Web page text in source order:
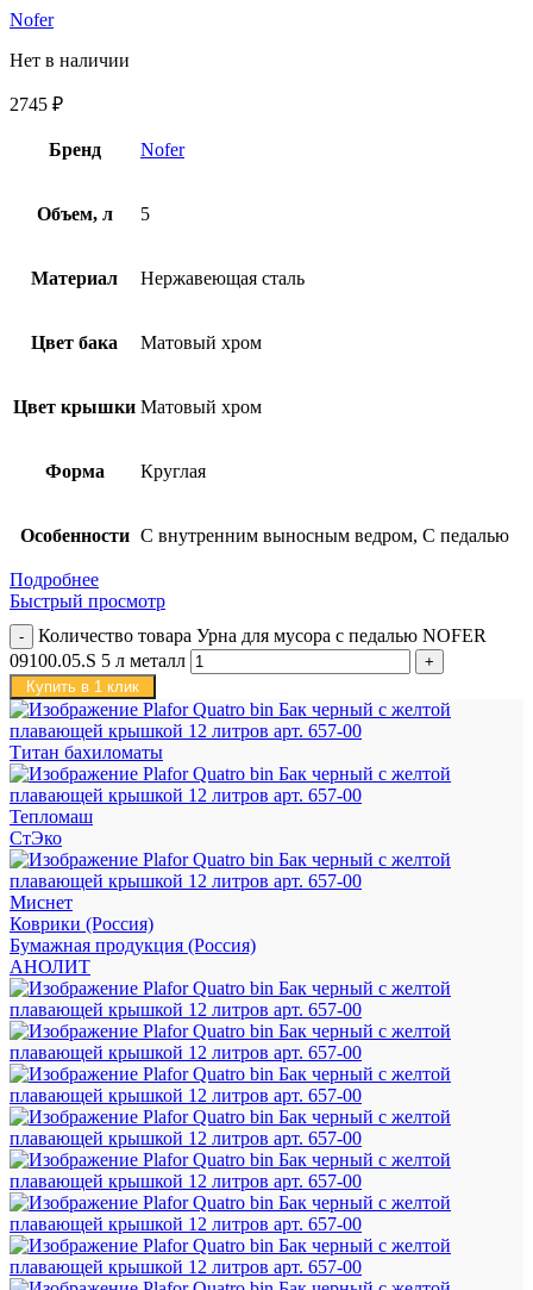
Nofer
Нет в наличии
2745 ₽
Бренд Nofer
Объем, л 5
Материал Нержавеющая сталь
Цвет бака Матовый хром
Цвет крышки Матовый хром
Форма Круглая
Особенности С внутренним выносным ведром, С педалью
Подробнее
Быстрый просмотр
Количество товара Урна для мусора с педалью NOFER
09100.05.S 5 л металл
Купить в 1 клик
Титан бахиломаты
Тепломаш
СтЭко
Миснет
Коврики (Россия)
Бумажная продукция (Россия)
АНОЛИТ